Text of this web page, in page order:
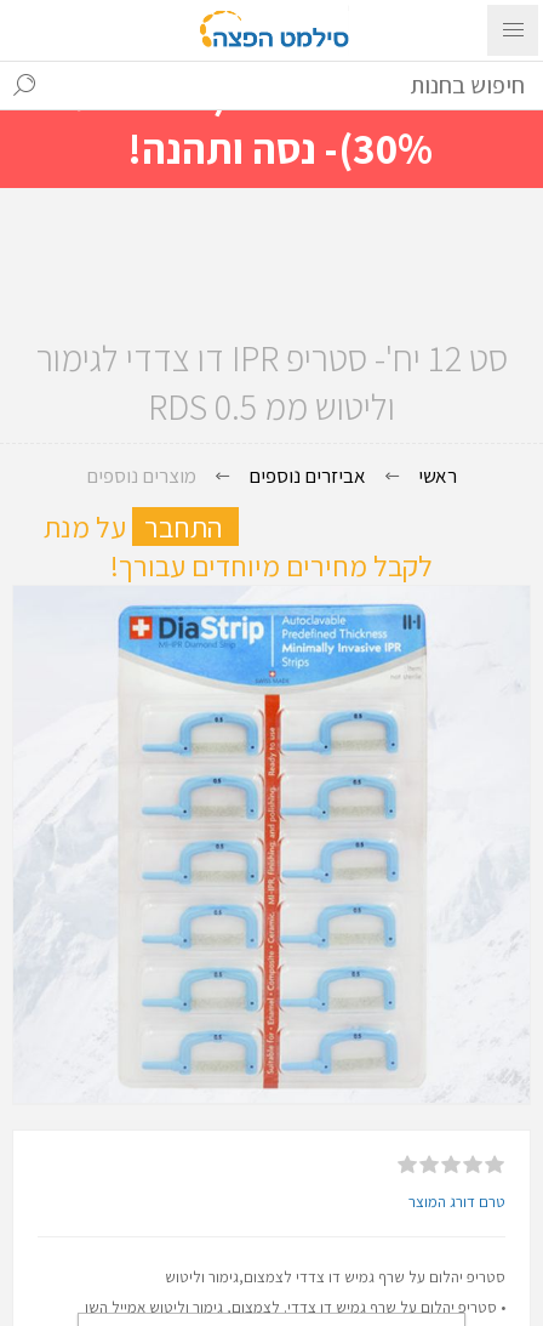
עם ההתחברות ניתן לראות מייד
מחירים מיוחדים(הנחות עד
30%)- נסה ותהנה!
סט 12 יח'- סטריפ IPR דו צדדי לגימור
וליטוש ממ 0.5 RDS
ראשי אביזרים נוספים מוצרים נוספים
התחבר על מנת
לקבל מחירים מיוחדים עבורך!
טרם דורג המוצר
סטריפ יהלום על שרף גמיש דו צדדי לצמצום,גימור וליטוש
• סטריפ יהלום על שרף גמיש דו צדדי. לצמצום, גימור וליטוש אמייל השן